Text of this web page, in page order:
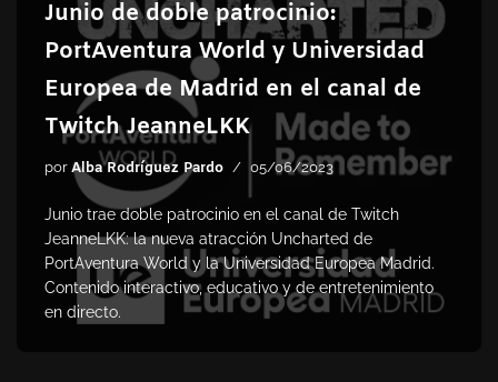
Junio de doble patrocinio:
PortAventura World y Universidad
Europea de Madrid en el canal de
Twitch JeanneLKK
por Alba Rodríguez Pardo 05/06/2023
Junio trae doble patrocinio en el canal de Twitch
JeanneLKK: la nueva atracción Uncharted de
PortAventura World y la Universidad Europea Madrid.
Contenido interactivo, educativo y de entretenimiento
en directo.